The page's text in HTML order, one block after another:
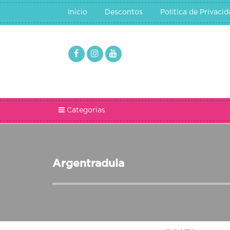
Inicio Descontos Política de
Categorias
Argentradula